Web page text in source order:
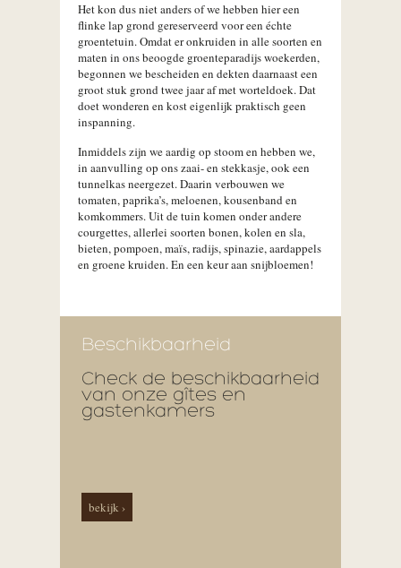
Het kon dus niet anders of we hebben hier een
flinke lap grond gereserveerd voor een échte
groentetuin. Omdat er onkruiden in alle soorten en
maten in ons beoogde groenteparadijs woekerden,
begonnen we bescheiden en dekten daarnaast een
groot stuk grond twee jaar af met worteldoek. Dat
doet wonderen en kost eigenlijk praktisch geen
inspanning.
Inmiddels zijn we aardig op stoom en hebben we,
in aanvulling op ons zaai- en stekkasje, ook een
tunnelkas neergezet. Daarin verbouwen we
tomaten, paprika’s, meloenen, kousenband en
komkommers. Uit de tuin komen onder andere
courgettes, allerlei soorten bonen, kolen en sla,
bieten, pompoen, maïs, radijs, spinazie, aardappels
en groene kruiden. En een keur aan snijbloemen!
Beschikbaarheid
Check de beschikbaarheid
van onze gîtes en
gastenkamers
bekijk ›